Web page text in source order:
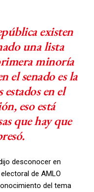
existen
una lista
minoría
el senado es la
en el
eso está
que hay que
desconocer en
de AMLO
del tema